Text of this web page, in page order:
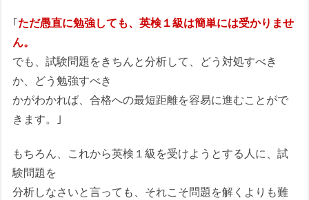
｢ただ愚直に勉強しても、英検１級は簡単には受かりませ
ん。
でも、試験問題をきちんと分析して、どう対処すべき
か、どう勉強すべき
かがわかれば、合格への最短距離を容易に進むことがで
きます。｣
もちろん、これから英検１級を受けようとする人に、試
験問題を
分析しなさいと言っても、それこそ問題を解くよりも難